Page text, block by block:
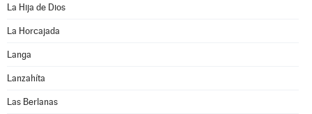
La Hija de Dios
La Horcajada
Langa
Lanzahíta
Las Berlanas